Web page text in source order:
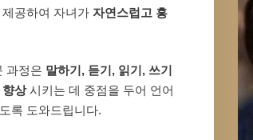
공하여 자녀가 자연스럽고 흥
과정은 말하기, 듣기, 읽기, 쓰기
향상시키는 데 중점을 두어 언어
록 도와드립니다.